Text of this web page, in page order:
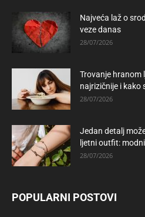
Najveća laž o
veze danas
28/07/2026
Trovanje hranom
najrizičnije i kako
28/07/2026
Jedan detalj
ljetni outfit:
28/07/2026
POPULARNI POSTOVI